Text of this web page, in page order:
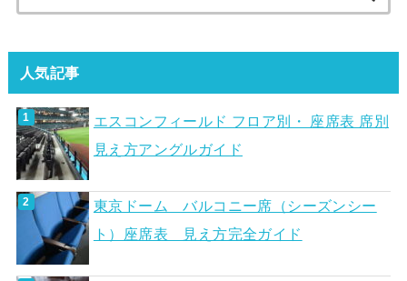
索:
人気記事
エスコンフィールド フロア別・ 座席表 席別
見え方アングルガイド
東京ドーム バルコニー席（シーズンシー
ト）座席表 見え方完全ガイド